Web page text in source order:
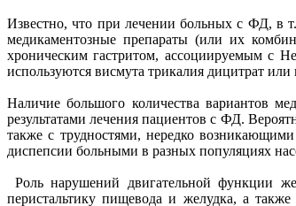
Известно, что при лечении больных с ФД, в
медикаментозные препараты (или их
хроническим гастритом, ассоциируемым с
используются висмута трикалия дицитрат
Наличие большого количества вариантов
результатами лечения пациентов с ФД.
также с трудностями, нередко
диспепсии больными в разных популяциях
Роль нарушений двигательной функции
перистальтику пищевода и желудка, а